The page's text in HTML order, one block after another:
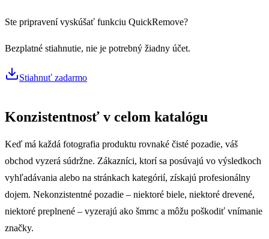
Ste pripravení vyskúšať funkciu QuickRemove?
Bezplatné stiahnutie, nie je potrebný žiadny účet.
Stiahnuť zadarmo
Konzistentnosť v celom katalógu
Keď má každá fotografia produktu rovnaké čisté pozadie, váš
obchod vyzerá súdržne. Zákazníci, ktorí sa posúvajú vo výsledkoch
vyhľadávania alebo na stránkach kategórií, získajú profesionálny
dojem. Nekonzistentné pozadie – niektoré biele, niektoré drevené,
niektoré preplnené – vyzerajú ako šmrnc a môžu poškodiť vnímanie
značky.